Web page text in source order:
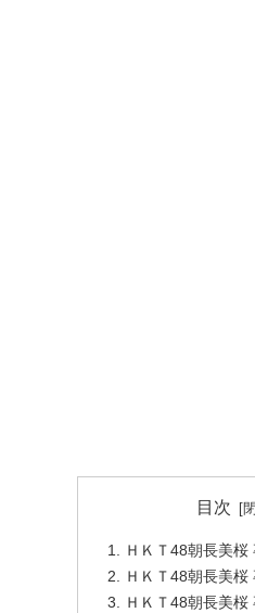
目次
ＨＫＴ48朝長美桜
ＨＫＴ48朝長美桜
ＨＫＴ48朝長美